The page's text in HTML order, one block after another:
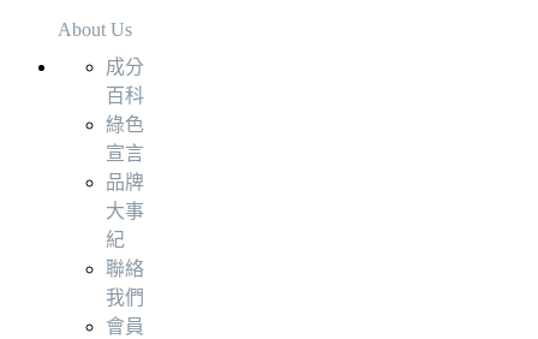
About Us
成分
百科
綠色
宣言
品牌
大事
紀
聯絡
我們
會員